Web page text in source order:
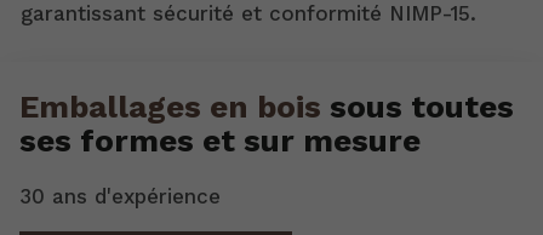
garantissant sécurité et conformité NIMP-15.
Emballages en bois sous toutes
ses formes et sur mesure
30 ans d'expérience